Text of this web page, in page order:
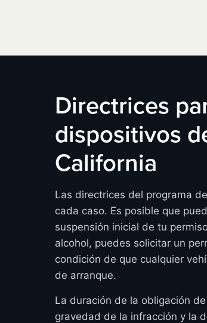
Directrices
dispositivos
California
Las directrices del programa
cada caso. Es posible que
suspensión inicial de tu
alcohol, puedes solicitar un
condición de que cualquier
de arranque.
La duración de la obligación
gravedad de la infracción y la